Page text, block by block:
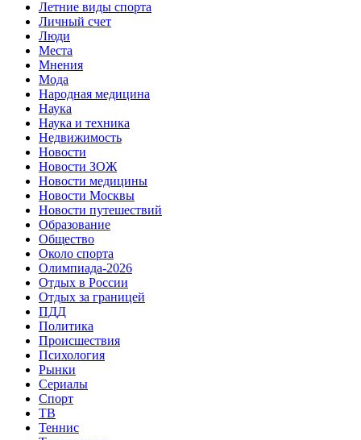
Летние виды спорта
Личный счет
Люди
Места
Мнения
Мода
Народная медицина
Наука
Наука и техника
Недвижимость
Новости
Новости ЗОЖ
Новости медицины
Новости Москвы
Новости путешествий
Образование
Общество
Около спорта
Олимпиада-2026
Отдых в России
Отдых за границей
ПДД
Политика
Происшествия
Психология
Рынки
Сериалы
Спорт
ТВ
Теннис